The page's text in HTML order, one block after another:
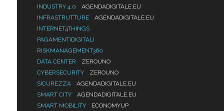
INDUSTRY 4.0
AGENDADIGITALE.EU
INFRASTRUTTURE
AGENDADIGITALE.EU
INTERNET4THINGS
PAGAMENTIDIGITALI
RISKMANAGEMENT360
DATA CENTER
ZEROUNO
CYBERSECURITY
ZEROUNO
SICUREZZA
AGENDADIGITALE.EU
SMART CITY
AGENDADIGITALE.EU
SMART MOBILITY
ECONOMYUP